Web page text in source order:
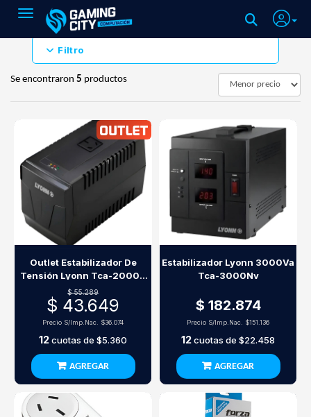
Toggle navigation
Filtro
Se encontraron 5 productos
Outlet Estabilizador De
Tensión Lyonn Tca-2000N
2000Va Para Heladeras
$ 55.289
$ 43.649
Precio S/Imp.Nac. $36.074
12cuotas de $5.360
AGREGAR
Estabilizador Lyonn 3000Va
Tca-3000Nv
$ 182.874
Precio S/Imp.Nac. $151.136
12cuotas de $22.458
AGREGAR